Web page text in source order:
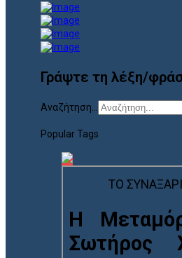
Γράψτε τη λέξη/
Αναζήτηση...
Popular Tags